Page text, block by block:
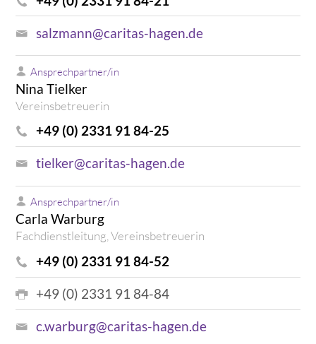
salzmann@caritas-hagen.de
Ansprechpartner/in
Nina Tielker
Vereinsbetreuerin
+49 (0) 2331 91 84-25
tielker@caritas-hagen.de
Ansprechpartner/in
Carla Warburg
Fachdienstleitung, Vereinsbetreuerin
+49 (0) 2331 91 84-52
+49 (0) 2331 91 84-84
c.warburg@caritas-hagen.de